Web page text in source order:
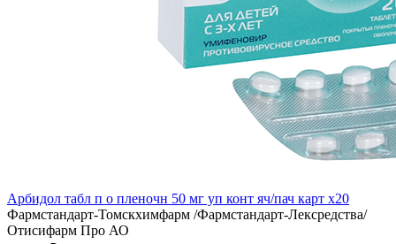
Арбидол табл п о пленочн 50 мг уп конт яч/пач карт x20
Фармстандарт-Томскхимфарм /Фармстандарт-Лексредства/
Отисифарм Про АО